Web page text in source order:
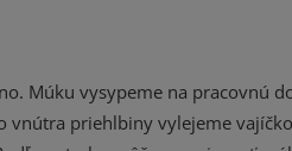
Múku vysypeme na pracovnú
vnútra priehlbiny vylejeme